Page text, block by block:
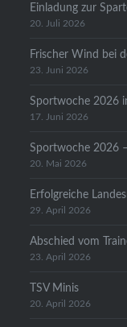
Einladung zur
20. Juli 2026
Frischer Wind bei
23. Juni 2026
Sportwoche 2026
17. Juni 2026
Sportwoche 2026
20. Mai 2026
Erfolgreiche
29. April 2026
Abschied vom
23. April 2026
TSV Minis
20. April 2026